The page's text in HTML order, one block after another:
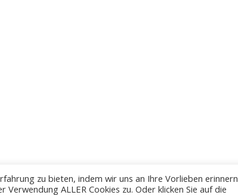
zu bieten, indem wir uns an Ihre Vorlieben erinnern
ALLER Cookies zu. Oder klicken Sie auf die